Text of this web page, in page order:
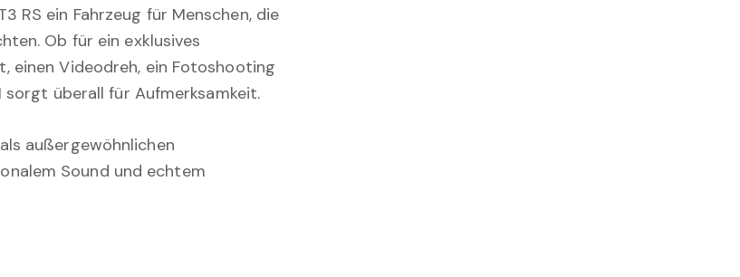
RS ein Fahrzeug für Menschen, die
Ob für ein exklusives
einen Videodreh, ein Fotoshooting
überall für Aufmerksamkeit.
außergewöhnlichen
Sound und echtem